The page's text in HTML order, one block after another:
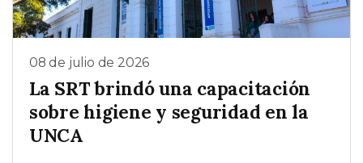
08 de julio de 2026
La SRT brindó una capacitación
sobre higiene y seguridad en la
UNCA